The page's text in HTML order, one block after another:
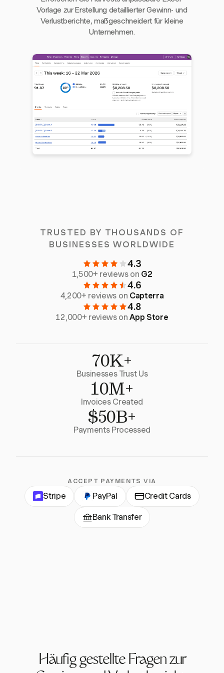
Vorlage zur Erstellung detaillierter Gewinn- und
Verlustberichte, maßgeschneidert für kleine
Unternehmen.
TRUSTED BY THOUSANDS OF
BUSINESSES WORLDWIDE
4.3
1,500+ reviews on G2
4.6
4,200+ reviews on Capterra
4.8
12,000+ reviews onApp Store
70K+
Businesses Trust Us
10M+
Invoices Created
$50B+
Payments Processed
ACCEPT PAYMENTS VIA
Stripe PayPal Credit Cards
Bank Transfer
Häufig gestellte Fragen zur